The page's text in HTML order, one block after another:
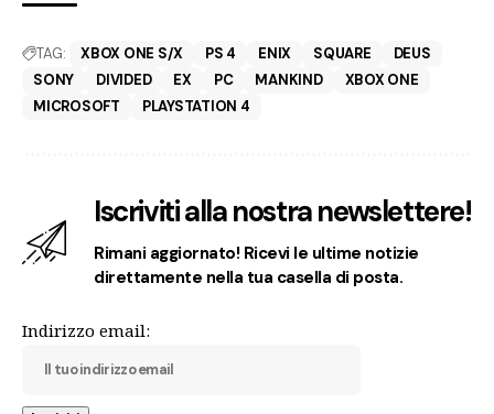
TAG: XBOX ONE S/X PS 4 ENIX SQUARE
DEUS
SONY
DIVIDED EX PC MANKIND
XBOX ONE
MICROSOFT
PLAYSTATION 4
Iscriviti alla nostra newslettere!
Rimani aggiornato! Ricevi le ultime notizie
direttamente nella tua casella di posta.
Indirizzo email: